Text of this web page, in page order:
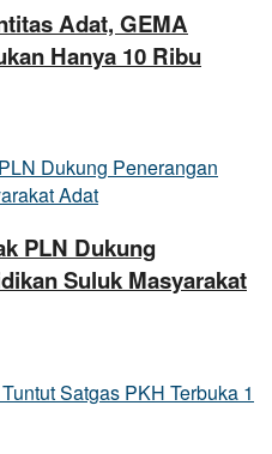
Adat, GEMA
Hanya 10 Ribu
PLN Dukung
Suluk Masyarakat